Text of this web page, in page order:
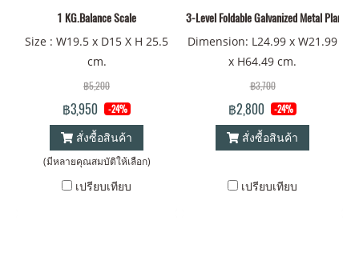
1 KG.Balance Scale
Size : W19.5 x D15 X H 25.5
cm.
฿5,200
฿3,950 -24%
สั่งซื้อสินค้า
(มีหลายคุณสมบัติให้เลือก)
เปรียบเทียบ
3-Level Foldable Galvanized Metal Plant
Dimension: L24.99 x W21.99
x H64.49 cm.
฿3,700
฿2,800 -24%
สั่งซื้อสินค้า
เปรียบเทียบ